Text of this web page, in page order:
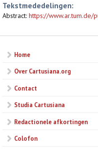
Tekstmededelingen:
Abstract: https://www.ar.tum.de/
Home
Over Cartusiana.org
Contact
Studia Cartusiana
Redactionele afkortingen
Colofon